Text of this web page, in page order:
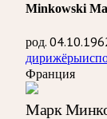
Minkowski
род.
дирижёры
Франция
Марк